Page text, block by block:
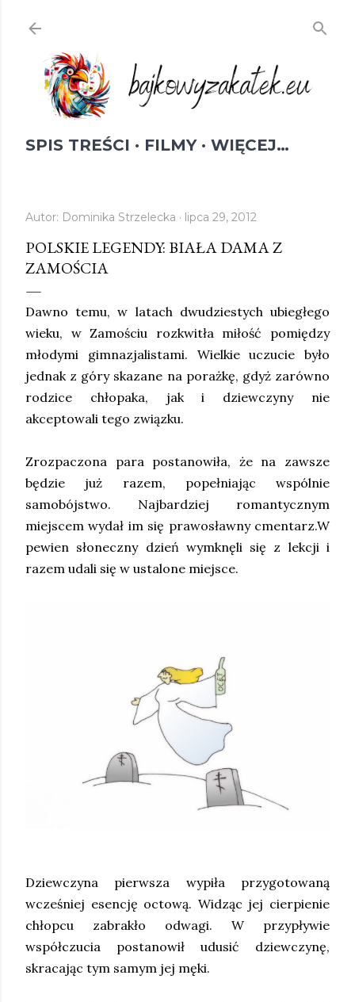
SPIS TREŚCI FILMY WIĘCEJ…
Autor: Dominika Strzelecka lipca 29, 2012
POLSKIE LEGENDY: BIAŁA DAMA Z
ZAMOŚCIA
Dawno temu, w latach dwudziestych ubiegłego
wieku, w Zamościu rozkwitła miłość pomiędzy
młodymi gimnazjalistami. Wielkie uczucie było
jednak z góry skazane na porażkę, gdyż zarówno
rodzice chłopaka, jak i dziewczyny nie
akceptowali tego związku.
Zrozpaczona para postanowiła, że na zawsze
będzie już razem, popełniając wspólnie
samobójstwo. Najbardziej romantycznym
miejscem wydał im się prawosławny cmentarz.W
pewien słoneczny dzień wymknęli się z lekcji i
razem udali się w ustalone miejsce.
Dziewczyna pierwsza wypiła przygotowaną
wcześniej esencję octową. Widząc jej cierpienie
chłopcu zabrakło odwagi. W przypływie
współczucia postanowił udusić dziewczynę,
skracając tym samym jej męki.